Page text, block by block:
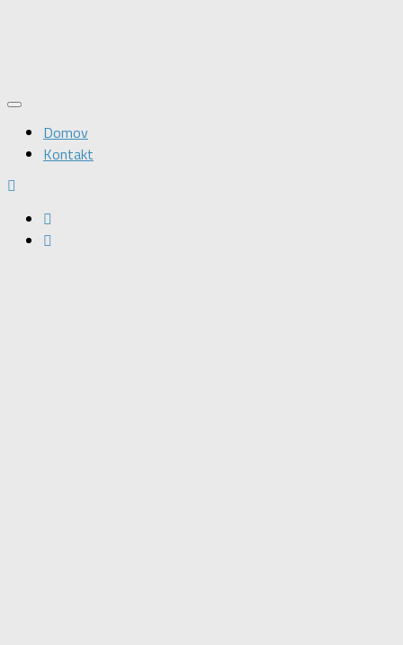
Domov
Kontakt